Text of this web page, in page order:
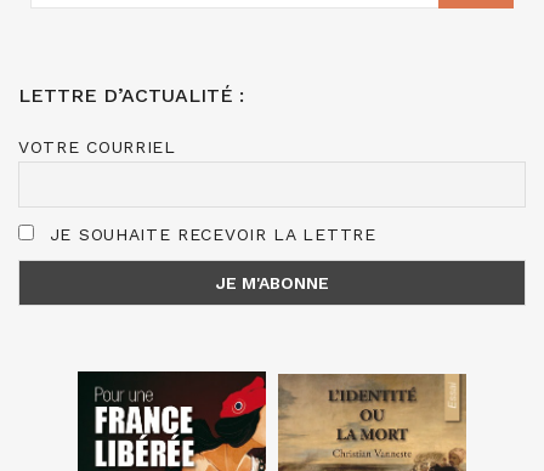
LETTRE D’ACTUALITÉ :
VOTRE COURRIEL
JE SOUHAITE RECEVOIR LA LETTRE